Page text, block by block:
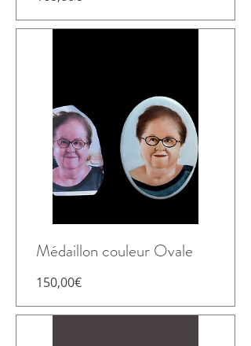
Médaillon couleur Ovale
150,00€Prix